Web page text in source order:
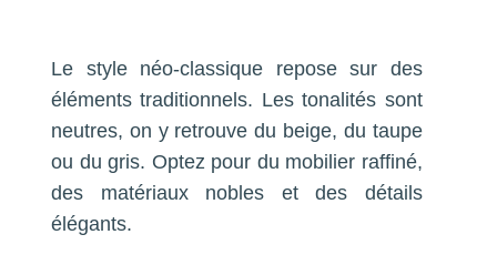
Le style néo-classique repose sur des
éléments traditionnels. Les tonalités sont
neutres, on y retrouve du beige, du taupe
ou du gris. Optez pour du mobilier raffiné,
des matériaux nobles et des détails
élégants.